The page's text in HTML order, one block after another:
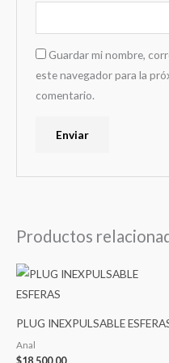
Guardar mi nombre,
este navegador para la
comentario.
Productos
PLUG INEXPULSABLE
Anal